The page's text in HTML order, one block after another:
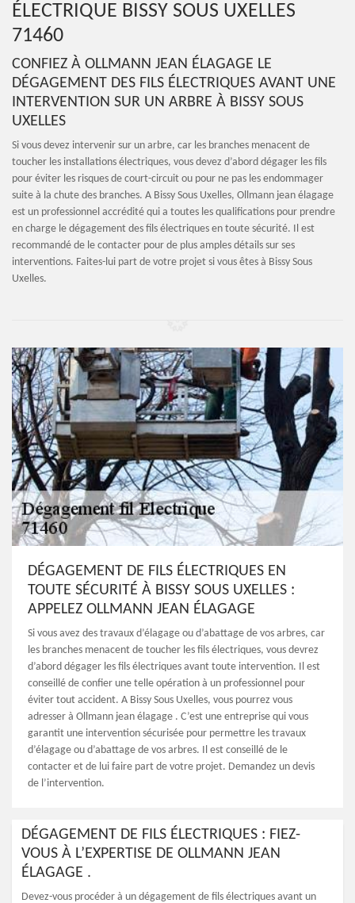
ÉLECTRIQUE BISSY SOUS UXELLES
71460
CONFIEZ À OLLMANN JEAN ÉLAGAGE LE
DÉGAGEMENT DES FILS ÉLECTRIQUES AVANT UNE
INTERVENTION SUR UN ARBRE À BISSY SOUS
UXELLES
Si vous devez intervenir sur un arbre, car les branches menacent de
toucher les installations électriques, vous devez d’abord dégager les fils
pour éviter les risques de court-circuit ou pour ne pas les endommager
suite à la chute des branches. A Bissy Sous Uxelles, Ollmann jean élagage
est un professionnel accrédité qui a toutes les qualifications pour prendre
en charge le dégagement des fils électriques en toute sécurité. Il est
recommandé de le contacter pour de plus amples détails sur ses
interventions. Faites-lui part de votre projet si vous êtes à Bissy Sous
Uxelles.
DÉGAGEMENT DE FILS ÉLECTRIQUES EN
TOUTE SÉCURITÉ À BISSY SOUS UXELLES :
APPELEZ OLLMANN JEAN ÉLAGAGE
Si vous avez des travaux d’élagage ou d’abattage de vos arbres, car
les branches menacent de toucher les fils électriques, vous devrez
d’abord dégager les fils électriques avant toute intervention. Il est
conseillé de confier une telle opération à un professionnel pour
éviter tout accident. A Bissy Sous Uxelles, vous pourrez vous
adresser à Ollmann jean élagage . C’est une entreprise qui vous
garantit une intervention sécurisée pour permettre les travaux
d’élagage ou d’abattage de vos arbres. Il est conseillé de le
contacter et de lui faire part de votre projet. Demandez un devis
de l’intervention.
DÉGAGEMENT DE FILS ÉLECTRIQUES : FIEZ-
VOUS À L’EXPERTISE DE OLLMANN JEAN
ÉLAGAGE .
Devez-vous procéder à un dégagement de fils électriques avant un